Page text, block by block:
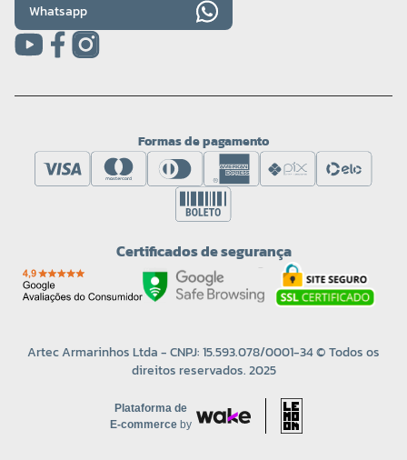
Whatsapp
Formas de pagamento
Certificados de segurança
Artec Armarinhos Ltda - CNPJ: 15.593.078/0001-34 © Todos os
direitos reservados. 2025
Plataforma de
E-commerce by